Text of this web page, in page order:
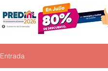
Entrada